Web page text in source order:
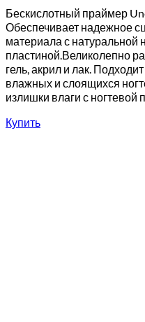
Бескислотный праймер
Обеспечивает надежное
материала с натуральной
пластиной.Великолепно
гель, акрил и лак.
влажных и слоящихся
излишки влаги с
Купить